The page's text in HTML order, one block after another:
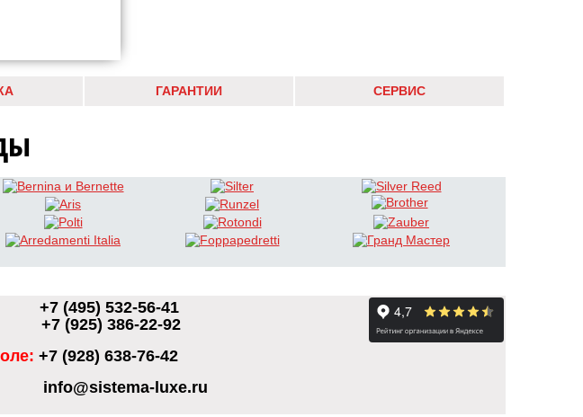
ГАРАНТИИ СЕРВИС
+7 (495) 532-56-41
+7 (925) 386-22-92
+7 (928) 638-76-42
info@sistema-luxe.ru